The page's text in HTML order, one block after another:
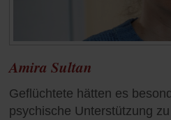
Amira Sultan
Geflüchtete hätten es
psychische Unterstützung